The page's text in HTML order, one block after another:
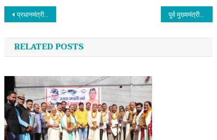
Post navigation
प्रधानमंत्री मोदी के आह्वान पर अमल करें देशवासी-महामंडलेश्वर स्वामी गर्व गिरी पूर्व मुख्यमंत्री मेजर जनरल बी.सी. खंडूड़ी के निधन पर सीएम धामी ने जताया गहरा शोक
RELATED POSTS